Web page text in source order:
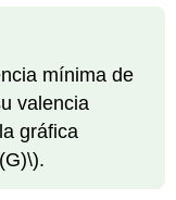
mínima de
valencia
gráfica
.